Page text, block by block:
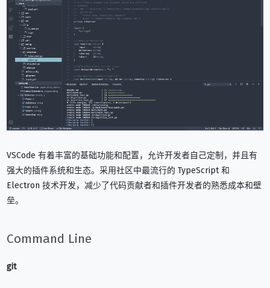
VSCode 有着丰富的基础功能和配置，允许开发者自己定制，并且有
强大的插件系统和生态。采用社区中最流行的 TypeScript 和
Electron 技术开发，减少了代码贡献者和插件开发者的熟悉成本和壁
垒。
Command Line
git